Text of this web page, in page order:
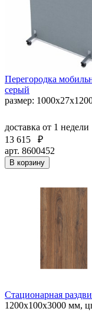
Перегородка
серый
размер:
доставка от 1 недели
13 615
₽
арт. 8600452
В корзину
Стационарная
1200х100х3000 мм,